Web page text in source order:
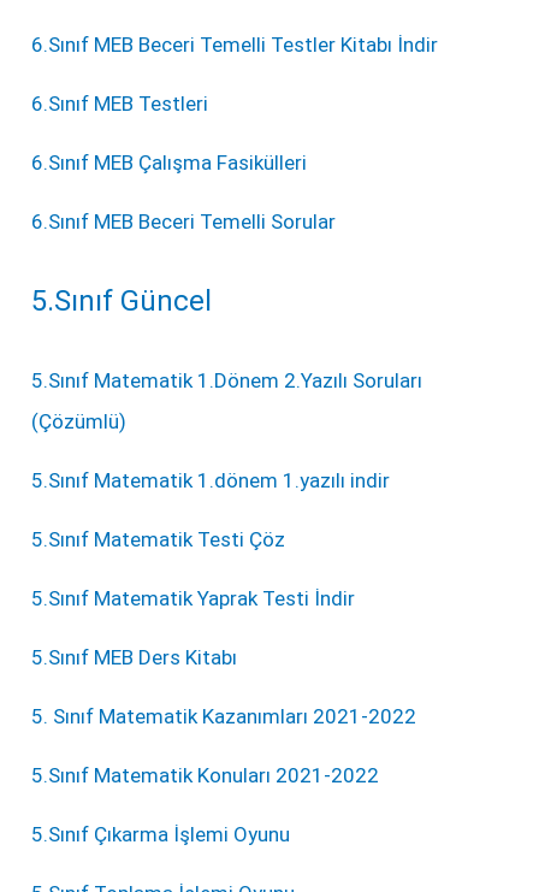
6.Sınıf MEB Beceri Temelli Testler Kitabı İndir
6.Sınıf MEB Testleri
6.Sınıf MEB Çalışma Fasikülleri
6.Sınıf MEB Beceri Temelli Sorular
5.Sınıf Güncel
5.Sınıf Matematik 1.Dönem 2.Yazılı Soruları
(Çözümlü)
5.Sınıf Matematik 1.dönem 1.yazılı indir
5.Sınıf Matematik Testi Çöz
5.Sınıf Matematik Yaprak Testi İndir
5.Sınıf MEB Ders Kitabı
5. Sınıf Matematik Kazanımları 2021-2022
5.Sınıf Matematik Konuları 2021-2022
5.Sınıf Çıkarma İşlemi Oyunu